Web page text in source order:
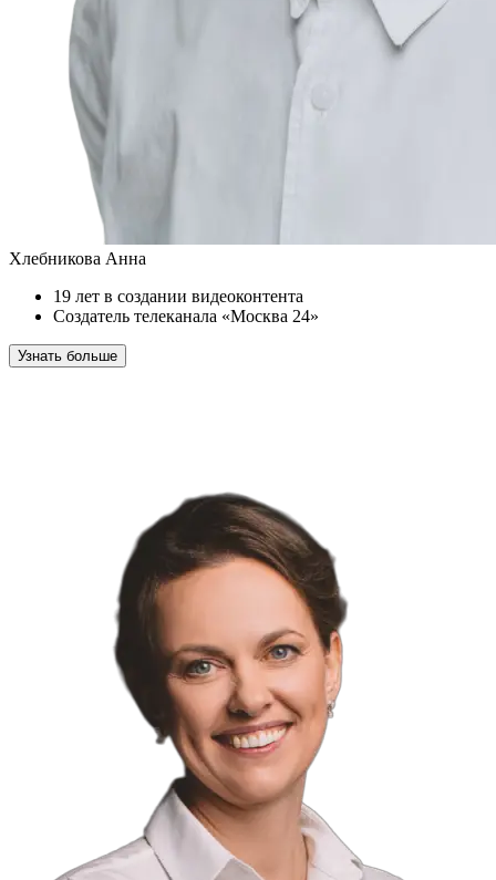
Хлебникова Анна
19 лет в создании видеоконтента
Создатель телеканала «Москва 24»
Узнать больше